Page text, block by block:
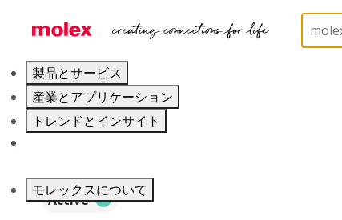
製品とサービス
産業とアプリケーション
トレンドとインサイト
モレックスについて
Board-to-Board
Active